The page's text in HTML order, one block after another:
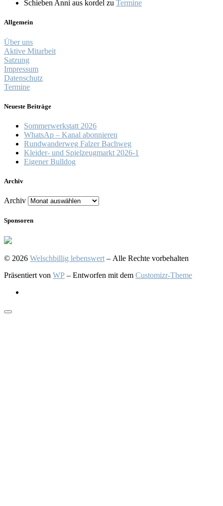
Schieben Anni aus kordel zu Termine
Allgemein
Über uns
Aktive Mitarbeit
Satzung
Impressum
Datenschutz
Termine
Neueste Beiträge
Sommerwerkstatt 2026
WhatsAp – Kanal abonnieren
Rundwanderweg Falzer Bachweg
Kleider- und Spielzeugmarkt 2026-1
Eigener Bulldog
Archiv
Archiv
Sponsoren
© 2026 Welschbillig lebenswert – Alle Rechte vorbehalten
Präsentiert von WP – Entworfen mit dem Customizr-Theme